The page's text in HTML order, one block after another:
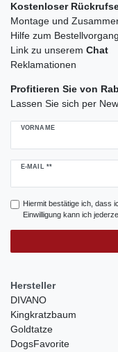
Kostenloser
Montage und
Hilfe zum Bestellvorgang
Link zu unserem Chat
Reklamationen
Profitieren Sie von
Lassen Sie sich per
VORNAME
E-MAIL **
Newsletter
Hiermit bestätige ich, dass
Einwilligung kann ich
Hersteller
DIVANO
Kingkratzbaum
Goldtatze
DogsFavorite